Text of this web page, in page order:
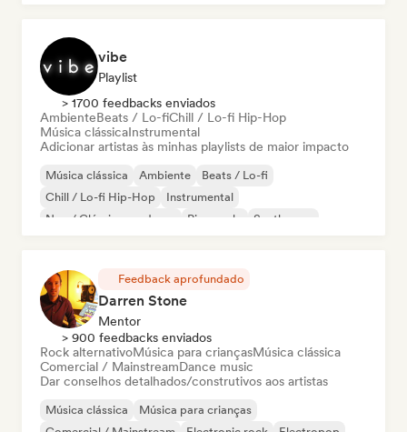
vibe
Playlist
> 1700 feedbacks enviados
AmbienteBeats / Lo-fiChill / Lo-fi Hip-Hop
Música clássicaInstrumental
Adicionar artistas às minhas playlists de maior impacto
Música clássica Ambiente
Beats / Lo-fi
Chill / Lo-fi Hip-Hop
Instrumental
Neo / Clássico moderno
Piano solo Synthwave
Feedback aprofundado
Darren Stone
Mentor
> 900 feedbacks enviados
Rock alternativoMúsica para criançasMúsica clássica
Comercial / MainstreamDance music
Dar conselhos detalhados/construtivos aos artistas
Música clássica
Música para crianças